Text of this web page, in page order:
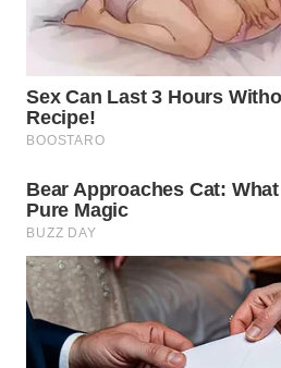
KARO
WN
SIMALUNGUN
WN
WN
TAPANULI
TENGAH
WN DELI
SERDANG